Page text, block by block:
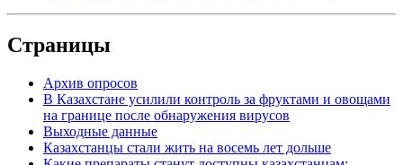
Страницы
Архив опросов
В Казахстане усилили контроль за фруктами и овощами
на границе после обнаружения вирусов
Выходные данные
Казахстанцы стали жить на восемь лет дольше